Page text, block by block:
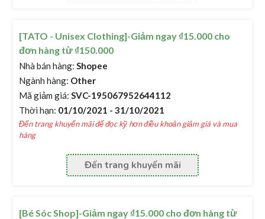
[TATO - Unisex Clothing]-Giảm ngay ₫15.000 cho
đơn hàng từ ₫150.000
Nhà bán hàng: Shopee
Ngành hàng: Other
Mã giảm giá: SVC-195067952644112
Thời hạn: 01/10/2021 - 31/10/2021
Đến trang khuyến mãi để đọc kỹ hơn điều khoản giảm giá và mua
hàng
Đến trang khuyến mãi
[Bé Sóc Shop]-Giảm ngay ₫15.000 cho đơn hàng từ